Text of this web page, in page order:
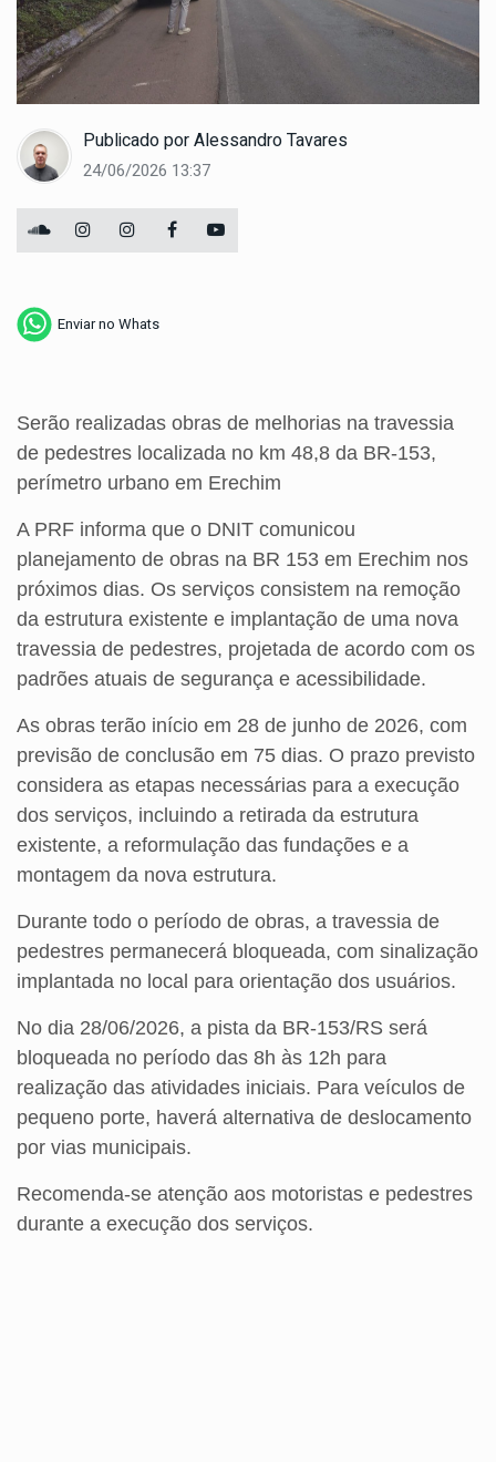
Publicado porAlessandro Tavares
24/06/2026 13:37
Enviar no Whats
Serão realizadas obras de melhorias na travessia
de pedestres localizada no km 48,8 da BR-153,
perímetro urbano em Erechim
A PRF informa que o DNIT comunicou
planejamento de obras na BR 153 em Erechim nos
próximos dias. Os serviços consistem na remoção
da estrutura existente e implantação de uma nova
travessia de pedestres, projetada de acordo com os
padrões atuais de segurança e acessibilidade.
As obras terão início em 28 de junho de 2026, com
previsão de conclusão em 75 dias. O prazo previsto
considera as etapas necessárias para a execução
dos serviços, incluindo a retirada da estrutura
existente, a reformulação das fundações e a
montagem da nova estrutura.
Durante todo o período de obras, a travessia de
pedestres permanecerá bloqueada, com sinalização
implantada no local para orientação dos usuários.
No dia 28/06/2026, a pista da BR-153/RS será
bloqueada no período das 8h às 12h para
realização das atividades iniciais. Para veículos de
pequeno porte, haverá alternativa de deslocamento
por vias municipais.
Recomenda-se atenção aos motoristas e pedestres
durante a execução dos serviços.